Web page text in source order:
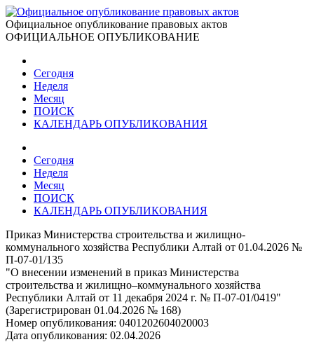
Официальное опубликование правовых актов
ОФИЦИАЛЬНОЕ ОПУБЛИКОВАНИЕ
Сегодня
Неделя
Месяц
ПОИСК
КАЛЕНДАРЬ ОПУБЛИКОВАНИЯ
Сегодня
Неделя
Месяц
ПОИСК
КАЛЕНДАРЬ ОПУБЛИКОВАНИЯ
Приказ Министерства строительства и жилищно-
коммунального хозяйства Республики Алтай от 01.04.2026 №
П-07-01/135
"О внесении изменений в приказ Министерства
строительства и жилищно–коммунального хозяйства
Республики Алтай от 11 декабря 2024 г. № П-07-01/0419"
(Зарегистрирован 01.04.2026 № 168)
Номер опубликования: 0401202604020003
Дата опубликования: 02.04.2026